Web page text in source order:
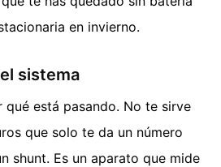
en invierno.
sistema
qué está pasando. No te sirve
que solo te da un número
shunt. Es un aparato que mide